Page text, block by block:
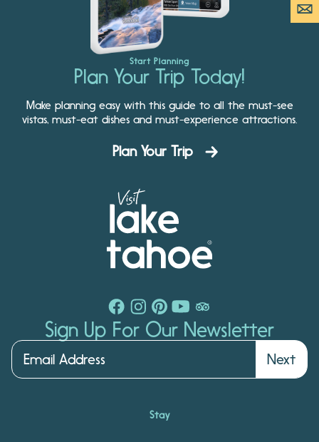
Start Planning
Plan Your Trip Today!
Make planning easy with this guide to all the must-see
vistas, must-eat dishes and must-experience attractions.
Plan Your Trip
Sign Up For Our Newsletter
Next
Stay